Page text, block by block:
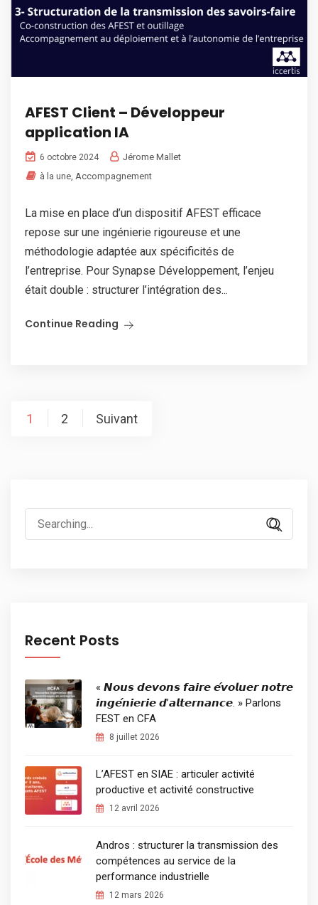
AFEST Client – Développeur
application IA
6 octobre 2024
Jérome Mallet
à la une Accompagnement
La mise en place d’un dispositif AFEST efficace
repose sur une ingénierie rigoureuse et une
méthodologie adaptée aux spécificités de
l’entreprise. Pour Synapse Développement, l’enjeu
était double : structurer l’intégration des...
Continue Reading
Pagination
1 2 Suivant
Search
for:
Recent Posts
« 𝙉𝙤𝙪𝙨 𝙙𝙚𝙫𝙤𝙣𝙨 𝙛𝙖𝙞𝙧𝙚 𝙚́𝙫𝙤𝙡𝙪𝙚𝙧 𝙣𝙤𝙩𝙧𝙚
𝙞𝙣𝙜𝙚́𝙣𝙞𝙚𝙧𝙞𝙚 𝙙’𝙖𝙡𝙩𝙚𝙧𝙣𝙖𝙣𝙘𝙚. » Parlons
FEST en CFA
8 juillet 2026
L’AFEST en SIAE : articuler activité
productive et activité constructive
12 avril 2026
Andros : structurer la transmission des
compétences au service de la
performance industrielle
12 mars 2026